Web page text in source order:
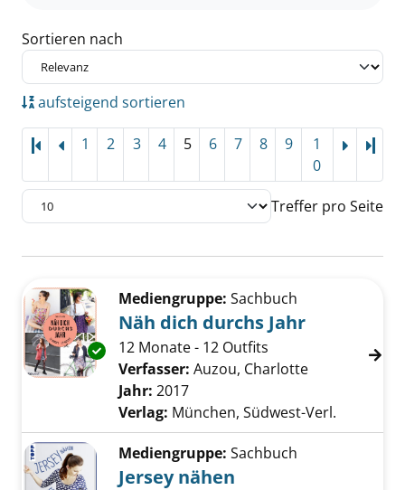
Sortieren nach
aufsteigend sortieren
1 2 3 4 5 6 7 8 9
1
0
Treffer pro Seite
Zu den Suchfiltern springen
Exemplar-Details von Näh dich durchs Jahr
Mediengruppe: Sachbuch
Näh dich durchs Jahr
12 Monate - 12 Outfits
Verfasser: Auzou, Charlotte
Jahr: 2017
Verlag: München, Südwest-Verl.
Mediengruppe: Sachbuch
Jersey nähen